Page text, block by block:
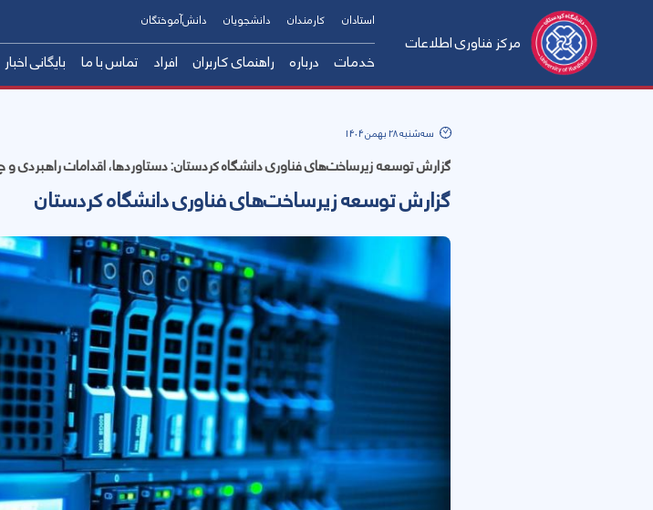
مرکز فناوری اطلاعات
خدمات
سامانه حساب کاربری
درباره
مأموریت
راهنمای کاربران افراد تماس با ما بایگانی اخبار
استادان کارمندان دانشجویان دانش‌آموختگان
سه‌شنبه 28 بهمن 1404
گزارش توسعه زیرساخت‌های فناوری دانشگاه کردستان: دستاوردها، اقدامات راهبردی و
گزارش توسعه زیرساخت‌های فناوری دانشگاه کردستان